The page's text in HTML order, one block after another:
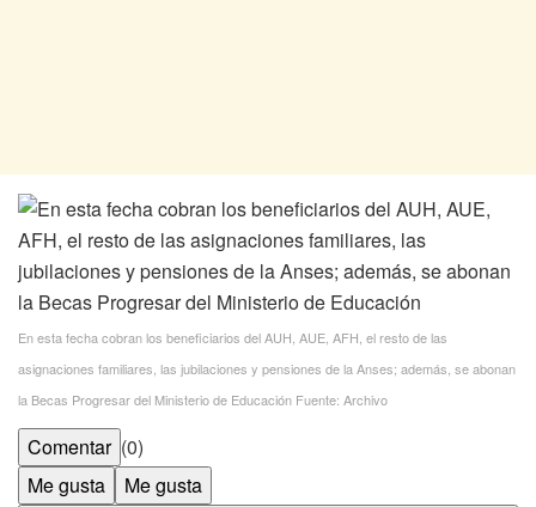
En esta fecha cobran los beneficiarios del AUH, AUE, AFH, el resto de las
asignaciones familiares, las jubilaciones y pensiones de la Anses; además, se abonan
la Becas Progresar del Ministerio de Educación Fuente: Archivo
Comentar (0)
Me gusta
Me gusta